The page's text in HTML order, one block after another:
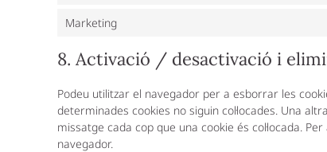
Marketing
8. Activació / desactivació i
Podeu utilitzar el navegador per a esborrar les
determinades cookies no siguin col·locades. Una
missatge cada cop que una cookie és col·locada.
navegador.